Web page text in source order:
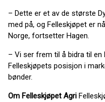
– Dette er et av de største
med på, og Felleskjøpet er
Norge, fortsetter Hagen.
– Vi ser frem til å bidra til
Felleskjøpets posisjon i
bønder.
Om Felleskjøpet Agri